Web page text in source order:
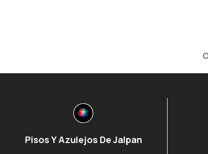
Pisos Y Azulejos De Jalpan